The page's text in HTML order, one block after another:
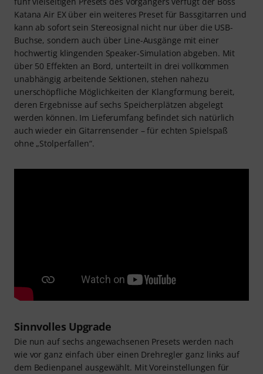
Katana Air EX über ein weiteres Preset für Bassgitarren und
kann ab sofort sein Stereosignal nicht nur über die USB-
Buchse, sondern auch über Line-Ausgänge mit einer
hochwertig klingenden Speaker-Simulation abgeben. Mit
über 50 Effekten an Bord, unterteilt in drei vollkommen
unabhängig arbeitende Sektionen, stehen nahezu
unerschöpfliche Möglichkeiten der Klangformung bereit,
deren Ergebnisse auf sechs Speicherplätzen abgelegt
werden können. Im Lieferumfang befindet sich natürlich
auch wieder ein Gitarrensender – für echten Spielspaß
ohne „Stolperfallen“.
Sinnvolles Upgrade
Die nun auf sechs angewachsenen Presets werden nach
wie vor ganz einfach über einen Drehregler ganz links auf
dem Bedienpanel ausgewählt. Mit Voreinstellungen für